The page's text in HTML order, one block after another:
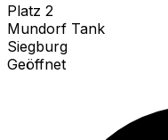
Platz 2
Mundorf Tank
Siegburg
Geöffnet